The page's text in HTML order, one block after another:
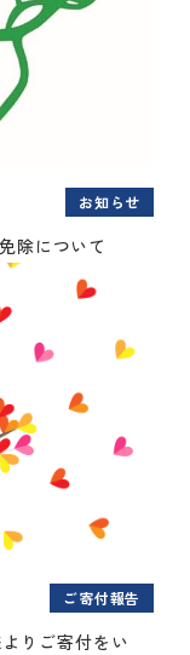
お知らせ
除について
ご寄付報告
りご寄付をい